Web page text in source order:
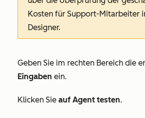
Kosten für Support-Mitarbeiter
Designer.
Geben Sie im rechten Bereich die
Eingaben ein.
Klicken Sie auf Agent testen.